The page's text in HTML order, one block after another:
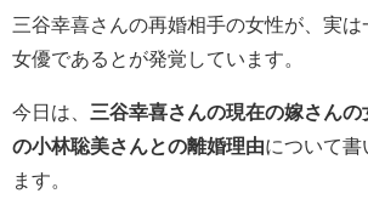
三谷幸喜さんの再婚相手の女性が、実は
女優であるとが発覚しています。
今日は、 三谷幸喜さんの現在の嫁さん
の小林聡美さんとの離婚理由について書
ます。